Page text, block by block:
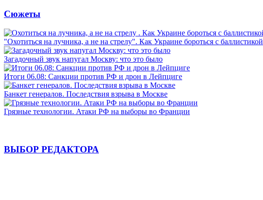
Сюжеты
"Охотиться на лучника, а не на стрелу". Как Украине бороться с баллистикой
Загадочный звук напугал Москву: что это было
Итоги 06.08: Санкции против РФ и дрон в Лейпциге
Банкет генералов. Последствия взрыва в Москве
Грязные технологии. Атаки РФ на выборы во Франции
ВЫБОР РЕДАКТОРА